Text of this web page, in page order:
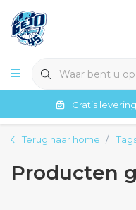
Gratis
Terug naar home
Producten